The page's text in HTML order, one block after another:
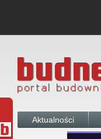
Aktualności